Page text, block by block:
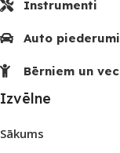
Instrumenti
Auto piederumi
Bērniem un
Izvēlne
Sākums